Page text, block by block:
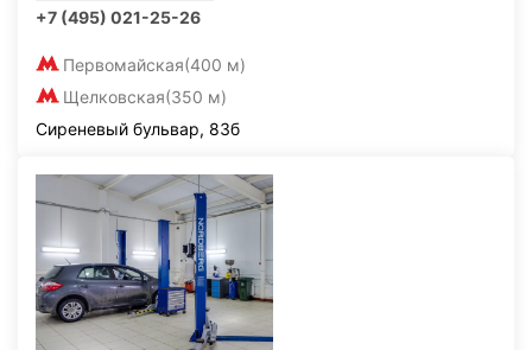
+7 (495) 021-25-26
Первомайская(400 м)
Щелковская(350 м)
Сиреневый бульвар, 83б